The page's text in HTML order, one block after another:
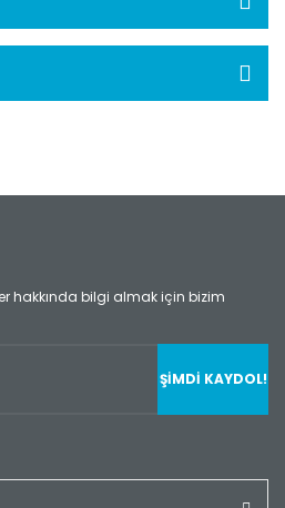
hakkında bilgi almak için bizim
ŞİMDİ KAYDOL!